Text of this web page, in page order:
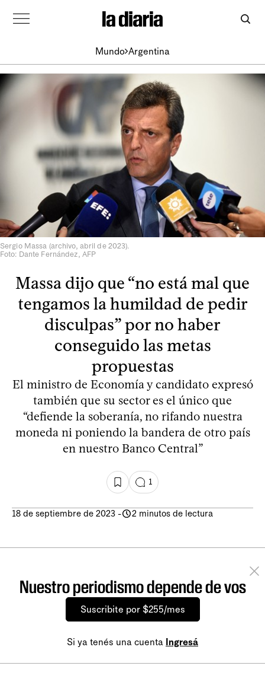
Mundo Argentina
Sergio Massa (archivo, abril de 2023).
Foto: Dante Fernández, AFP
Massa dijo que “no está mal que
tengamos la humildad de pedir
disculpas” por no haber
conseguido las metas
propuestas
El ministro de Economía y candidato expresó
también que su sector es el único que
“defiende la soberanía, no rifando nuestra
moneda ni poniendo la bandera de otro país
en nuestro Banco Central”
1
18 de septiembre de 2023 - 2 minutos de lectura
Nuestro periodismo depende de vos
Suscribite por $255/mes
Si ya tenés una cuenta Ingresá